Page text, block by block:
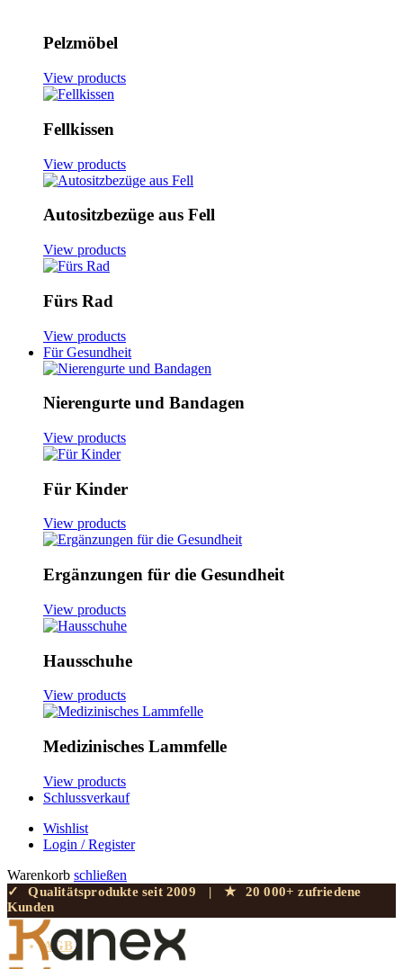
Pelzmöbel
View products
Fellkissen
View products
Autositzbezüge aus Fell
View products
Fürs Rad
View products
Für Gesundheit
Nierengurte und Bandagen
View products
Für Kinder
View products
Ergänzungen für die Gesundheit
View products
Hausschuhe
View products
Medizinisches Lammfelle
View products
Schlussverkauf
Wishlist
Login / Register
Warenkorb schließen
✓ Qualitätsprodukte seit 2009 | ★
20 000+ zufriedene
Kunden
AGB